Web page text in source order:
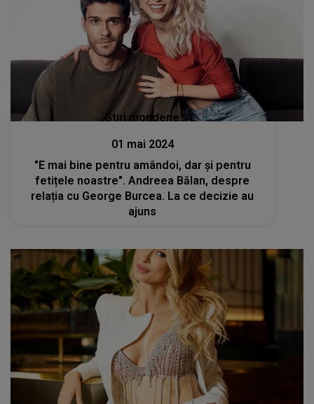
Stiri mondene
01 mai 2024
"E mai bine pentru amândoi, dar și pentru
fetițele noastre". Andreea Bălan, despre
relația cu George Burcea. La ce decizie au
ajuns